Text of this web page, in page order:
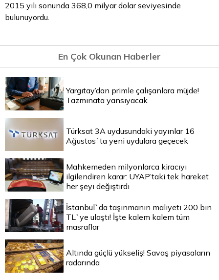
2015 yılı sonunda 368,0 milyar dolar seviyesinde
bulunuyordu.
En Çok Okunan Haberler
Yargıtay’dan primle çalışanlara müjde!
Tazminata yansıyacak
Türksat 3A uydusundaki yayınlar 16
Ağustos`ta yeni uydulara geçecek
Mahkemeden milyonlarca kiracıyı
ilgilendiren karar: UYAP’taki tek hareket
her şeyi değiştirdi
İstanbul`da taşınmanın maliyeti 200 bin
TL`ye ulaştı! İşte kalem kalem tüm
masraflar
Altında güçlü yükseliş! Savaş piyasaların
radarında